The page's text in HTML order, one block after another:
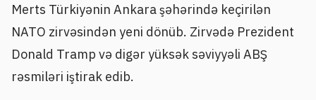
Merts Türkiyənin Ankara şəhərində keçirilən
NATO zirvəsindən yeni dönüb. Zirvədə Prezident
Donald Tramp və digər yüksək səviyyəli ABŞ
rəsmiləri iştirak edib.